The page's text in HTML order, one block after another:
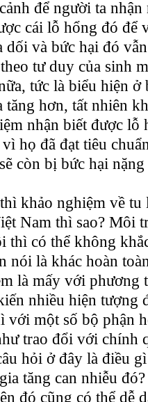
để người ta
cái lỗ hổng đó để
dối và bức hại đó
tư duy của sinh
tức là biểu hiện ở
hơn, tất nhiên
nhận biết được lỗ
họ đã đạt tiêu
còn bị bức hại nặng
khảo nghiệm về tu
Nam thì sao? Môi
thì có thể không
nói là khác hoàn
là mấy với phương
nhiều hiện tượng
với một số bộ phận
trao đổi với chính
hỏi ở đây là điều
tăng can nhiễu
đó cũng có thể dễ